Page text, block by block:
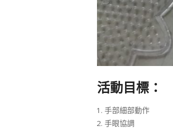
活動目標：
手部細部動作
手眼協調